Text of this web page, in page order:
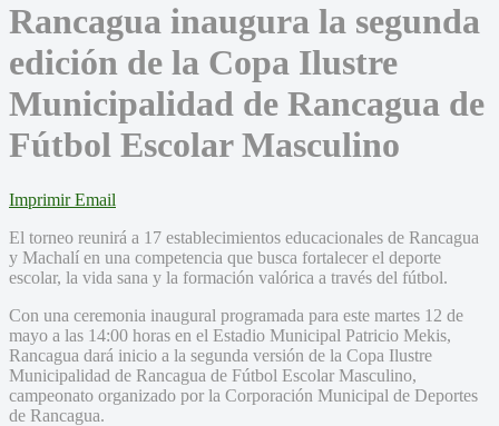
Rancagua inaugura la segunda
edición de la Copa Ilustre
Municipalidad de Rancagua de
Fútbol Escolar Masculino
Imprimir Email
El torneo reunirá a 17 establecimientos educacionales de Rancagua
y Machalí en una competencia que busca fortalecer el deporte
escolar, la vida sana y la formación valórica a través del fútbol.
Con una ceremonia inaugural programada para este martes 12 de
mayo a las 14:00 horas en el Estadio Municipal Patricio Mekis,
Rancagua dará inicio a la segunda versión de la Copa Ilustre
Municipalidad de Rancagua de Fútbol Escolar Masculino,
campeonato organizado por la Corporación Municipal de Deportes
de Rancagua.